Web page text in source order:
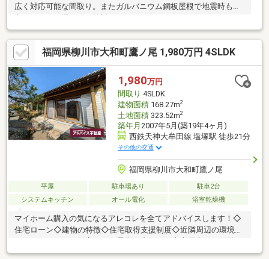
広く対応可能な間取り。またガルバニウム鋼板屋根で地震時も安
福岡県柳川市大和町鷹ノ尾 1,980万円 4SLDK
1,980万円
間取り 4SLDK
建物面積168.27m2
土地面積323.52m2
築年月 2007年5月(築19年4ヶ月)
西鉄天神大牟田線 塩塚駅 徒歩21分
その他の交通
福岡県柳川市大和町鷹ノ尾
平屋 駐車場あり
駐車2台
システムキッチン
オール電化 浴室乾燥機
マイホーム購入の気になるアレコレを全てアドバイスします！◇
住宅ローン◇建物の特徴◇住宅取得支援制度◇近隣周辺の環境～
き！◇和風の平家！収納豊富！◇シャッター付き駐車スペース有